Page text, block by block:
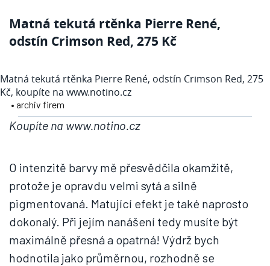
Matná tekutá rtěnka Pierre René,
odstín Crimson Red, 275 Kč
Matná tekutá rtěnka Pierre René, odstín Crimson Red, 275
Kč, koupíte na www.notino.cz
• archiv firem
Koupíte na www.notino.cz
O intenzitě barvy mě přesvědčila okamžitě,
protože je opravdu velmi sytá a silně
pigmentovaná. Matující efekt je také naprosto
dokonalý. Při jejím nanášení tedy musíte být
maximálně přesná a opatrná! Výdrž bych
hodnotila jako průměrnou, rozhodně se